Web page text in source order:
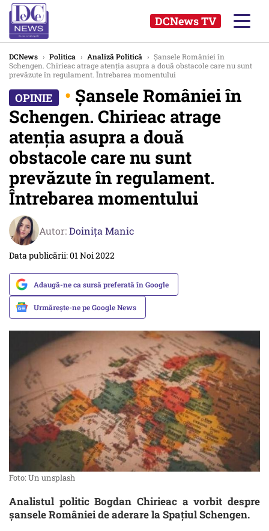
DCNews TV
DCNews › Politica › Analiză Politică › Șansele României în
Schengen. Chirieac atrage atenția asupra a două obstacole care nu sunt
prevăzute în regulament. Întrebarea momentului
• Șansele României în
Schengen. Chirieac atrage
atenția asupra a două
obstacole care nu sunt
prevăzute în regulament.
Întrebarea momentului
Autor:Doinița Manic
Data publicării: 01 Noi 2022
Adaugă-ne ca sursă preferată în Google
Urmărește-ne pe Google News
Foto: Un unsplash
Analistul politic Bogdan Chirieac a vorbit despre
șansele României de aderare la Spațiul Schengen.